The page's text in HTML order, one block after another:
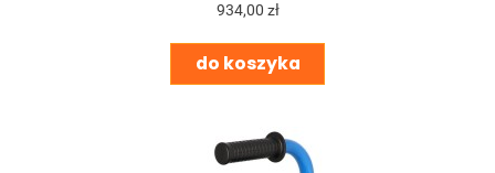
934,00 zł
do koszyka